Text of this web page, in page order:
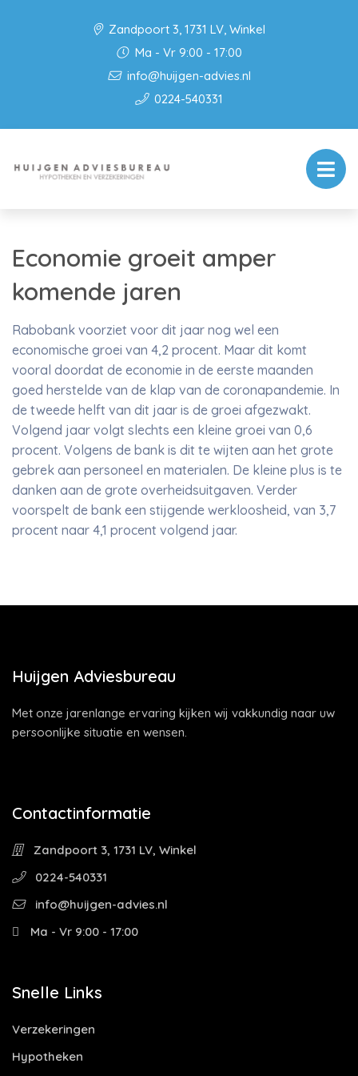
Zandpoort 3, 1731 LV, Winkel
Ma - Vr 9:00 - 17:00
info@huijgen-advies.nl
0224-540331
Economie groeit amper
komende jaren
Rabobank voorziet voor dit jaar nog wel een
economische groei van 4,2 procent. Maar dit komt
vooral doordat de economie in de eerste maanden
goed herstelde van de klap van de coronapandemie. In
de tweede helft van dit jaar is de groei afgezwakt.
Volgend jaar volgt slechts een kleine groei van 0,6
procent. Volgens de bank is dit te wijten aan het grote
gebrek aan personeel en materialen. De kleine plus is te
danken aan de grote overheidsuitgaven. Verder
voorspelt de bank een stijgende werkloosheid, van 3,7
procent naar 4,1 procent volgend jaar.
Huijgen Adviesbureau
Met onze jarenlange ervaring kijken wij vakkundig naar uw
persoonlijke situatie en wensen.
Contactinformatie
Zandpoort 3, 1731 LV, Winkel
0224-540331
info@huijgen-advies.nl
Ma - Vr 9:00 - 17:00
Snelle Links
Verzekeringen
Hypotheken